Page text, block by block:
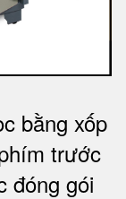
bằng xốp
trước
đóng gói